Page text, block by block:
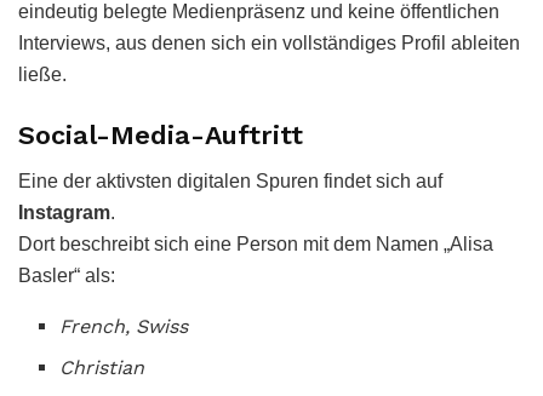
eindeutig belegte Medienpräsenz und keine öffentlichen
Interviews, aus denen sich ein vollständiges Profil ableiten
ließe.
Social-Media-Auftritt
Eine der aktivsten digitalen Spuren findet sich auf
Instagram.
Dort beschreibt sich eine Person mit dem Namen „Alisa
Basler“ als:
French, Swiss
Christian